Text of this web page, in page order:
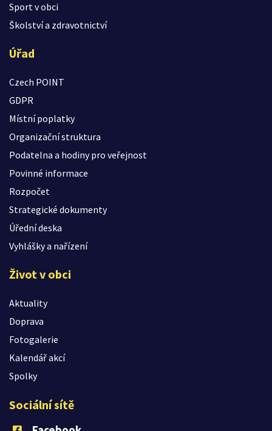
Sport v obci
Školství a zdravotnictví
Úřad
Czech POINT
GDPR
Místní poplatky
Organizační struktura
Podatelna a hodiny pro veřejnost
Povinné informace
Rozpočet
Strategické dokumenty
Úřední deska
Vyhlášky a nařízení
Život v obci
Aktuality
Doprava
Fotogalerie
Kalendář akcí
Spolky
Sociální sítě